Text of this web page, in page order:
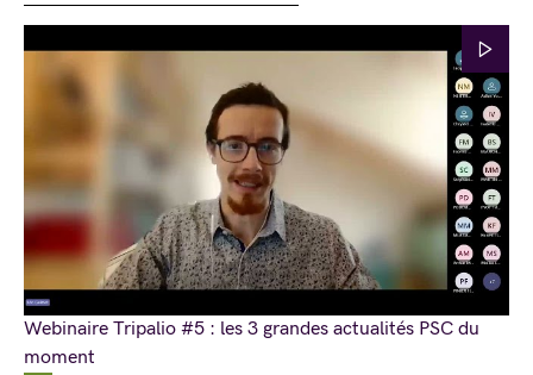
Webinaire Tripalio #5 : les 3 grandes actualités PSC du
moment